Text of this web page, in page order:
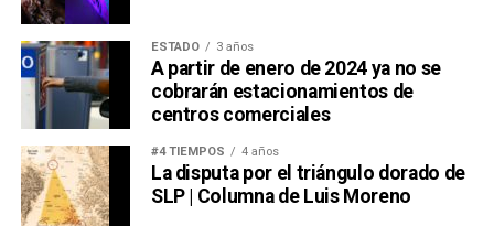
ESTADO 3 años
A partir de enero de 2024 ya no se
cobrarán estacionamientos de
centros comerciales
#4 TIEMPOS 4 años
La disputa por el triángulo dorado de
SLP | Columna de Luis Moreno